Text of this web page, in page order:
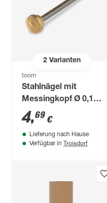
2Varianten
toom
Stahlnägel mit
Messingkopf Ø 0,12
x 2,2 cm
4,69 €
Lieferung nach Hause
Verfügbar in Troisdorf